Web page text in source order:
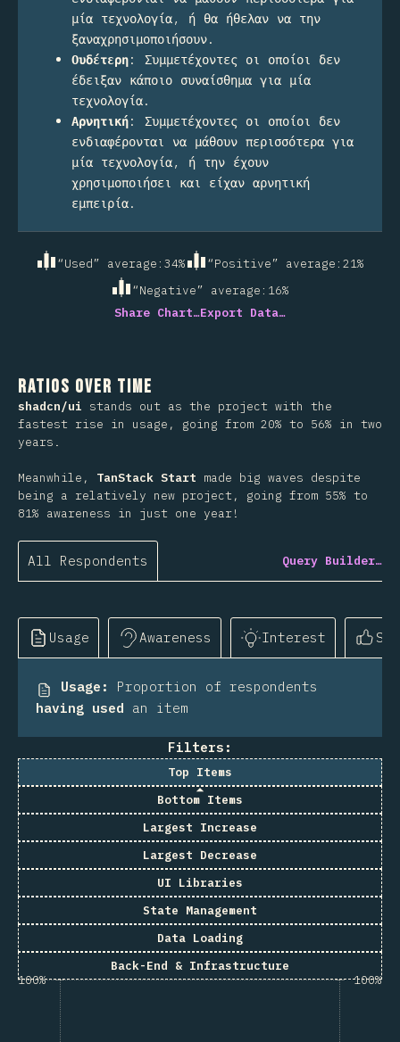
μία τεχνολογία, ή θα ήθελαν να την
ξαναχρησιμοποιήσουν.
Ουδέτερη: Συμμετέχοντες οι οποίοι δεν
έδειξαν κάποιο συναίσθημα για μία
τεχνολογία.
Αρνητική: Συμμετέχοντες οι οποίοι δεν
ενδιαφέρονται να μάθουν περισσότερα για
μία τεχνολογία, ή την έχουν
χρησιμοποιήσει και είχαν αρνητική
εμπειρία.
“Used” average: 34% “Positive” average: 21%
“Negative” average: 16%
Share Chart…Export Data…
Ratios over Time
shadcn/ui stands out as the project with the
fastest rise in usage, going from 20% to 56% in two
years.
Meanwhile, TanStack Start made big waves despite
being a relatively new project, going from 55% to
81% awareness in just one year!
All Respondents Query Builder…
Usage Awareness Interest
Usage :
Proportion of respondents
having used an item
Filters:
Top Items
Bottom Items
Largest Increase
Largest Decrease
UI Libraries
State Management
Data Loading
Back-End & Infrastructure
100% 100%